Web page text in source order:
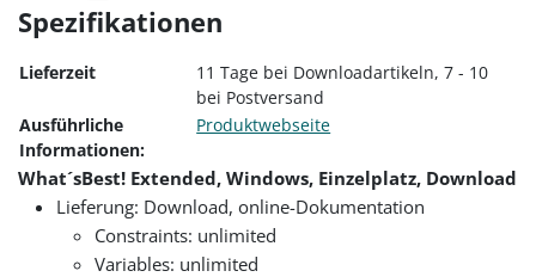
Spezifikationen
Lieferzeit
11 Tage bei Downloadartikeln, 7 - 10
bei Postversand
Ausführliche
Informationen:
Produktwebseite
What´sBest! Extended, Windows, Einzelplatz, Download
Lieferung: Download, online-Dokumentation
Constraints: unlimited
Variables: unlimited